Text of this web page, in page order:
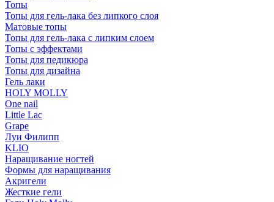
Топы
Топы для гель-лака без липкого слоя
Матовые топы
Топы для гель-лака с липким слоем
Топы с эффектами
Топы для педикюра
Топы для дизайна
Гель лаки
HOLY MOLLY
One nail
Little Lac
Grape
Луи Филипп
KLIO
Наращивание ногтей
Формы для наращивания
Акригели
Жесткие гели